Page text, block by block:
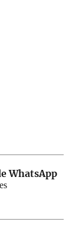
WhatsApp